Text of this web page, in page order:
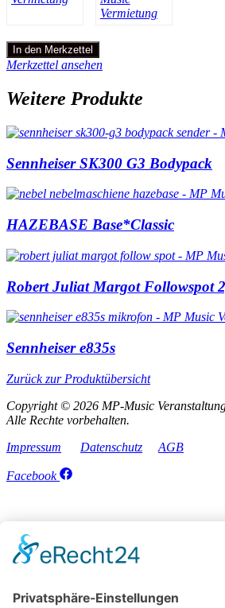
In den Merkzettel
Merkzettel ansehen
Weitere Produkte
Sennheiser SK300 G3 Bodypack
HAZEBASE Base*Classic
Robert Juliat Margot Followspot
Sennheiser e835s
Zurück zur Produktübersicht
Copyright © 2026 MP-Music
Alle Rechte vorbehalten.
Impressum
Datenschutz AGB
Facebook